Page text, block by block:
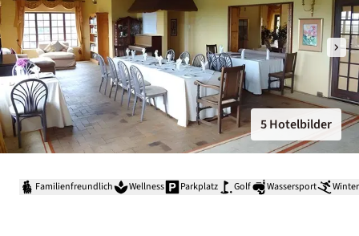
5 Hotelbilder
Familienfreundlich Wellness Parkplatz Golf Wassersport